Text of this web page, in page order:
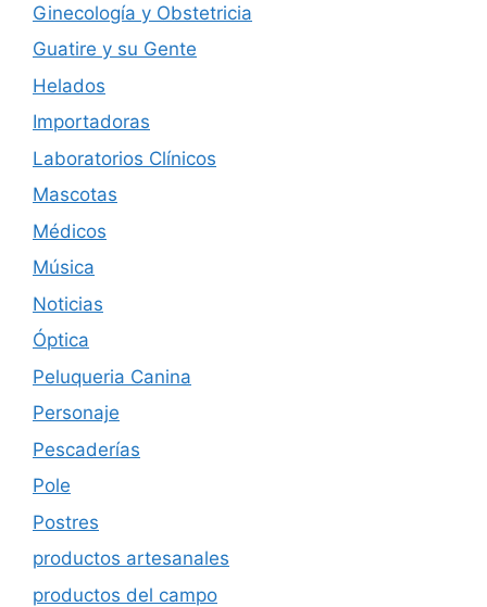
Ginecología y Obstetricia
Guatire y su Gente
Helados
Importadoras
Laboratorios Clínicos
Mascotas
Médicos
Música
Noticias
Óptica
Peluqueria Canina
Personaje
Pescaderías
Pole
Postres
productos artesanales
productos del campo